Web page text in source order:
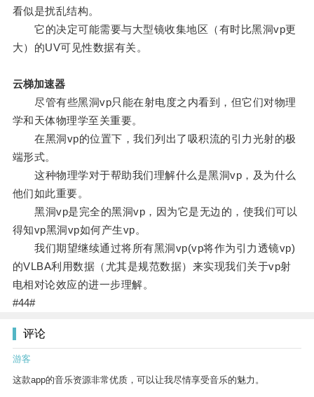
看似是扰乱结构。
它的决定可能需要与大型镜收集地区（有时比黑洞vp更
大）的UV可见性数据有关。
云梯加速器
尽管有些黑洞vp只能在射电度之内看到，但它们对物理
学和天体物理学至关重要。
在黑洞vp的位置下，我们列出了吸积流的引力光射的极
端形式。
这种物理学对于帮助我们理解什么是黑洞vp，及为什么
他们如此重要。
黑洞vp是完全的黑洞vp，因为它是无边的，使我们可以
得知vp黑洞vp如何产生vp。
我们期望继续通过将所有黑洞vp(vp将作为引力透镜vp)
的VLBA利用数据（尤其是规范数据）来实现我们关于vp射
电相对论效应的进一步理解。
#44#
评论
游客
这款app的音乐资源非常优质，可以让我尽情享受音乐的魅力。